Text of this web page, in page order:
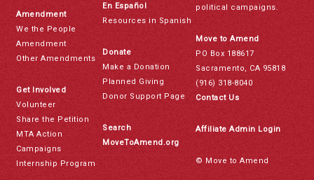
Amendment
We the People
Amendment
Other Amendments
Get Involved
Volunteer
Share the Petition
MTA Action
Campaigns
Internship Program
En Español
Resources in Spanish
Donate
Make a Donation
Planned Giving
Donor Support Page
Search
MoveToAmend.org
political campaigns.
Move to Amend
PO Box 188617
Sacramento, CA 95818
(916) 318-8040
Contact Us
Affiliate Admin Login
© Move to Amend